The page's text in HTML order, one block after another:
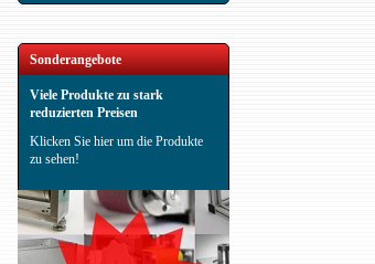
Sonderangebote
Viele Produkte zu stark
reduzierten Preisen
Klicken Sie hier um die Produkte
zu sehen!